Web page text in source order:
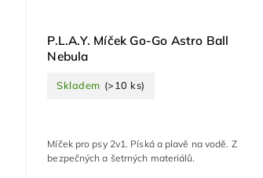
P.L.A.Y. Míček Go-Go Astro Ball
Nebula
Skladem (>10 ks)
Míček pro psy 2v1. Píská a plavě na vodě. Z
bezpečných a šetrných materiálů.